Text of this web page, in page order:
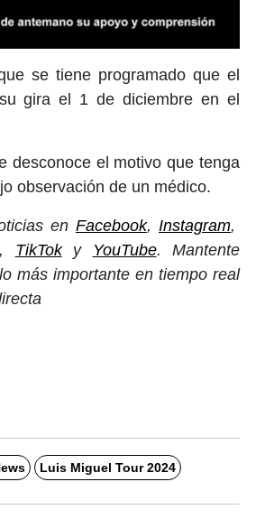
se tiene programado que el
gira el 1 de diciembre en el
desconoce el motivo que tenga
observación de un médico.
en Facebook, Instagram,
, TikToky YouTube. Mantente
más importante en tiempo real
Luis Miguel Tour 2024